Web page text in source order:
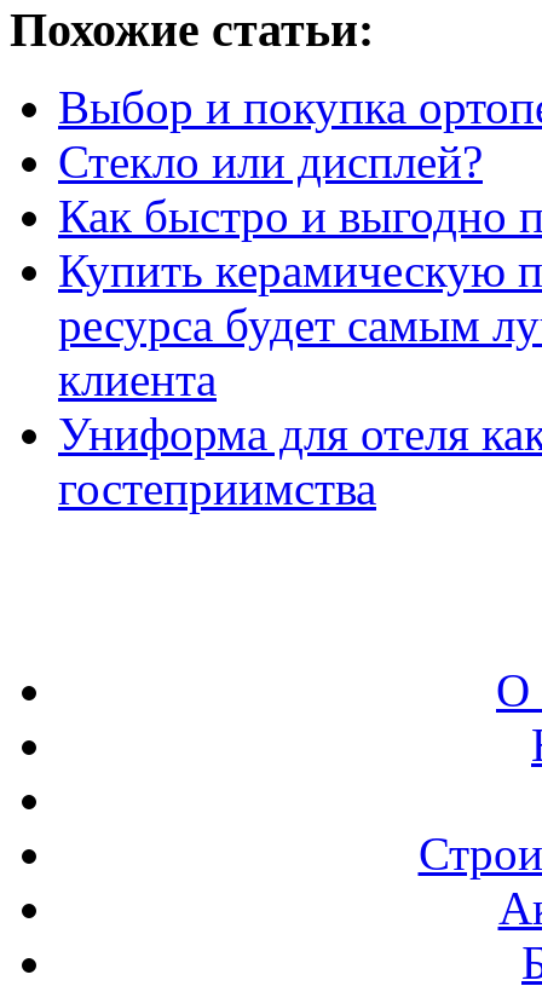
Похожие статьи:
Выбор и покупка
Стекло или дисплей?
Как быстро и выгодно
Купить керамическую
ресурса будет самым
клиента
Униформа для отеля
гостеприимства
О